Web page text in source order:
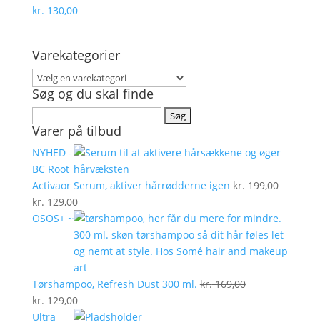
kr. 130,00
Varekategorier
Søg og du skal finde
efter:
Varer på tilbud
NYHED -
BC Root
Activaor Serum, aktiver hårrødderne igen kr.199,00
Den
oprindelige
kr. 199,00.
kr. 129,00Den
aktuelle
pris
er:
kr. 129,00.
OSOS+ ~
Tørshampoo, Refresh Dust 300 ml. kr.169,00
Den
oprindelige
kr. 129,00Den
aktuelle
Ultra